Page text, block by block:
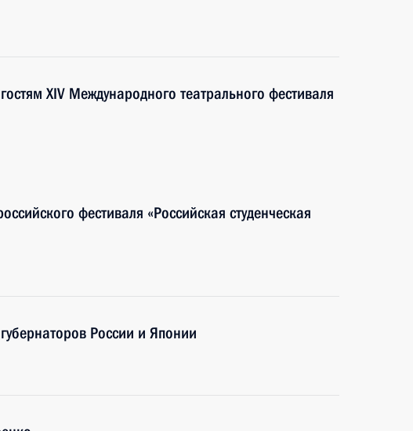
XIV Международного театрального фестиваля
фестиваля «Российская студенческая
России и Японии